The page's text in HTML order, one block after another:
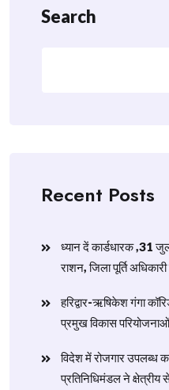
Search
Recent Posts
ध्यान दें कार्डधारक ,31
राशन, जिला पूर्ति
हरिद्वार-ऋषिकेश गंगा
प्रमुख विकास परियोजनाओं
विदेश में रोजगार उपलब्ध
प्रतिनिधिमंडल ने क्षेत्रीय